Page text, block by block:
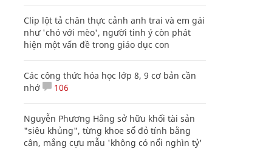
Clip lột tả chân thực cảnh anh trai và em gái
như 'chó với mèo', người tinh ý còn phát
hiện một vấn đề trong giáo dục con
Các công thức hóa học lớp 8, 9 cơ bản cần
nhớ
106
Nguyễn Phương Hằng sở hữu khối tài sản
"siêu khủng", từng khoe sổ đỏ tính bằng
cân, mắng cựu mẫu 'không có nổi nghìn tỷ'